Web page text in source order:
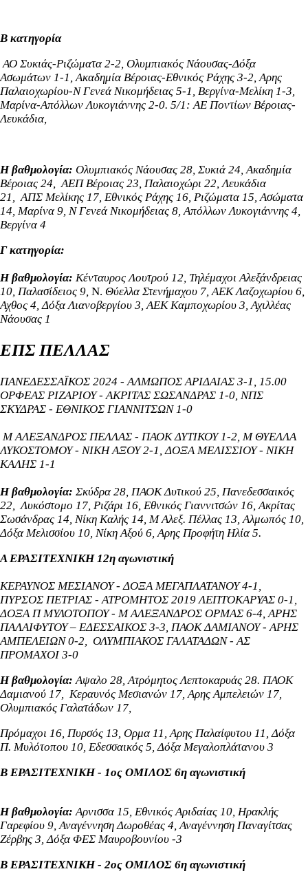
Β κατηγορία
ΑΟ Συκιάς-Ριζώματα 2-2, Ολυμπιακός Νάουσας-Δόξα
Ασωμάτων 1-1, Ακαδημία Βέροιας-Εθνικός Ράχης 3-2, Αρης
Παλαιοχωρίου-Ν Γενεά Νικομήδειας 5-1, Βεργίνα-Μελίκη 1-3,
Μαρίνα-Απόλλων Λυκογιάννης 2-0. 5/1: ΑΕ Ποντίων Βέροιας-
Λευκάδια,
Η βαθμολογία: Ολυμπιακός Νάουσας 28, Συκιά 24, Ακαδημία
Βέροιας 24,
ΑΕΠ Βέροιας 23, Παλαιοχώρι 22, Λευκάδια
21,
ΑΠΣ Μελίκης 17, Εθνικός Ράχης 16, Ριζώματα 15, Ασώματα
14, Μαρίνα 9, Ν Γενεά Νικομήδειας 8, Απόλλων Λυκογιάννης 4,
Βεργίνα 4
Γ κατηγορία:
Η βαθμολογία: Κένταυρος Λουτρού 12, Τηλέμαχοι Αλεξάνδρειας
10, Παλασίδειος 9, Ν. Θύελλα Στενήμαχου 7, ΑΕΚ Λαζοχωρίου 6,
Αχθος 4, Δόξα Λιανοβεργίου 3, ΑΕΚ Καμποχωρίου 3, Αχιλλέας
Νάουσας 1
ΕΠΣ ΠΕΛΛΑΣ
ΠΑΝΕΔΕΣΣΑΪΚΟΣ 2024 - ΑΛΜΩΠΟΣ ΑΡΙΔΑΙΑΣ 3-1, 15.00
ΟΡΦΕΑΣ ΡΙΖΑΡΙΟΥ - ΑΚΡΙΤΑΣ ΣΩΣΑΝΔΡΑΣ 1-0, ΝΠΣ
ΣΚΥΔΡΑΣ - ΕΘΝΙΚΟΣ ΓΙΑΝΝΙΤΣΩΝ 1-0
Μ ΑΛΕΞΑΝΔΡΟΣ ΠΕΛΛΑΣ - ΠΑΟΚ ΔΥΤΙΚΟΥ 1-2, Μ ΘΥΕΛΛΑ
ΛΥΚΟΣΤΟΜΟΥ - ΝΙΚΗ ΑΞΟΥ 2-1, ΔΟΞΑ ΜΕΛΙΣΣΙΟΥ - ΝΙΚΗ
ΚΑΛΗΣ 1-1
Η βαθμολογία: Σκύδρα 28, ΠΑΟΚ Δυτικού 25, Πανεδεσσαικός
22, Λυκόστομο 17, Ριζάρι 16, Εθνικός Γιαννιτσών 16, Aκρίτας
Σωσάνδρας 14, Νίκη Καλής 14, Μ Αλεξ. Πέλλας 13, Αλμωπός 10,
Δόξα Μελισσίου 10, Νίκη Αξού 6, Αρης Προφήτη Ηλία 5.
Α ΕΡΑΣΙΤΕΧΝΙΚΗ 12η αγωνιστική
ΚΕΡΑΥΝΟΣ ΜΕΣΙΑΝΟΥ - ΔΟΞΑ ΜΕΓΑΠΛΑΤΑΝΟΥ 4-1,
ΠΥΡΣΟΣ ΠΕΤΡΙΑΣ - ΑΤΡΟΜΗΤΟΣ 2019 ΛΕΠΤΟΚΑΡΥΑΣ 0-1,
ΔΟΞΑ Π ΜΥΛΟΤΟΠΟΥ - Μ ΑΛΕΞΑΝΔΡΟΣ ΟΡΜΑΣ 6-4, ΑΡΗΣ
ΠΑΛΑΙΦΥΤΟΥ – ΕΔΕΣΣΑΙΚΟΣ 3-3, ΠΑΟΚ ΔΑΜΙΑΝΟΥ - ΑΡΗΣ
ΑΜΠΕΛΕΙΩΝ 0-2, ΟΛΥΜΠΙΑΚΟΣ ΓΑΛΑΤΑΔΩΝ - ΑΣ
ΠΡΟΜΑΧΟΙ 3-0
Η βαθμολογία: Αψαλο 28, Ατρόμητος Λεπτοκαρυάς 28. ΠΑΟΚ
Δαμιανού 17, Κεραυνός Μεσιανών 17, Αρης Αμπελειών 17,
Ολυμπιακός Γαλατάδων 17,
Πρόμαχοι 16, Πυρσός 13, Ορμα 11, Αρης Παλαίφυτου 11, Δόξα
Π. Μυλότοπου 10, Εδεσσαικός 5, Δόξα Μεγαλοπλάτανου 3
Β ΕΡΑΣΙΤΕΧΝΙΚΗ - 1ος ΟΜΙΛΟΣ 6η αγωνιστική
Η βαθμολογία: Αρνισσα 15, Εθνικός Αριδαίας 10, Ηρακλής
Γαρεφίου 9, Αναγέννηση Δωροθέας 4, Αναγέννηση Παναγίτσας
Ζέρβης 3, Δόξα ΦΕΣ Μαυροβουνίου -3
Β ΕΡΑΣΙΤΕΧΝΙΚΗ - 2ος ΟΜΙΛΟΣ 6η αγωνιστική